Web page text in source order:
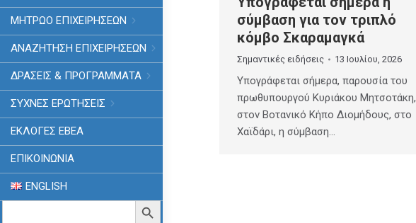
ΜΗΤΡΩΟ ΕΠΙΧΕΙΡΗΣΕΩΝ
ΑΝΑΖΗΤΗΣΗ ΕΠΙΧΕΙΡΗΣΕΩΝ
ΔΡΑΣΕΙΣ & ΠΡΟΓΡΑΜΜΑΤΑ
ΣΥΧΝΕΣ ΕΡΩΤΗΣΕΙΣ
ΕΚΛΟΓΈΣ ΕΒΕΑ
ΕΠΙΚΟΙΝΩΝΙΑ
ENGLISH
Search
Search Button
σύμβαση για τον τριπλό
κόμβο Σκαραμαγκά
Σημαντικές ειδήσεις 13 Ιουλίου, 2026
Υπογράφεται σήμερα, παρουσία του
πρωθυπουργού Κυριάκου Μητσοτάκη,
στον Βοτανικό Κήπο Διομήδους, στο
Χαϊδάρι, η σύμβαση…